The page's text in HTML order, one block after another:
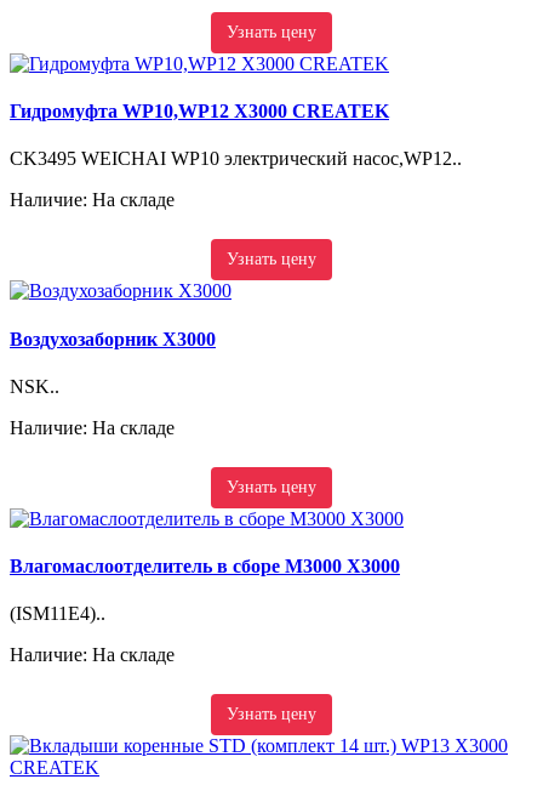
Узнать цену
Гидромуфта WP10,WP12 X3000 CREATEK
CK3495 WEICHAI WP10 электрический насос,WP12..
Наличие: На складе
Узнать цену
Воздухозаборник X3000
NSK..
Наличие: На складе
Узнать цену
Влагомаслоотделитель в сборе M3000 X3000
(ISM11E4)..
Наличие: На складе
Узнать цену